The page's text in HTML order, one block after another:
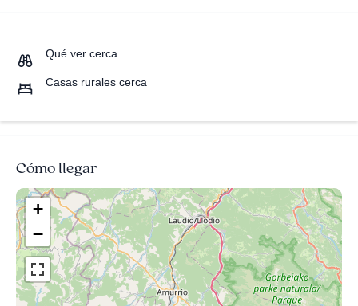
Qué ver cerca
Casas rurales cerca
Cómo llegar
+
−